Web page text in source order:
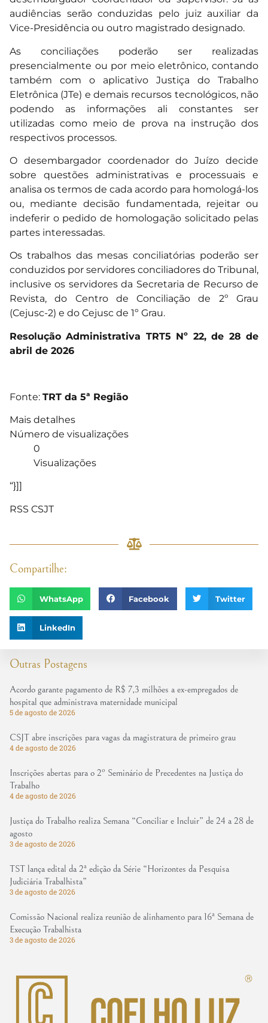
Outras Postagens
Acordo garante pagamento de R$ 7,3 milhões a ex-empregados de
hospital que administrava maternidade municipal
5 de agosto de 2026
CSJT abre inscrições para vagas da magistratura de primeiro grau
4 de agosto de 2026
Inscrições abertas para o 2º Seminário de Precedentes na Justiça do
Trabalho
4 de agosto de 2026
Justiça do Trabalho realiza Semana “Conciliar e Incluir” de 24 a 28 de
agosto
3 de agosto de 2026
TST lança edital da 2ª edição da Série “Horizontes da Pesquisa
Judiciária Trabalhista”
3 de agosto de 2026
Comissão Nacional realiza reunião de alinhamento para 16ª Semana de
Execução Trabalhista
3 de agosto de 2026
audiências serão conduzidas pelo juiz auxiliar da
Vice-Presidência ou outro magistrado designado.
As conciliações poderão ser realizadas
presencialmente ou por meio eletrônico, contando
também com o aplicativo Justiça do Trabalho
Eletrônica (JTe) e demais recursos tecnológicos, não
podendo as informações ali constantes ser
utilizadas como meio de prova na instrução dos
respectivos processos.
O desembargador coordenador do Juízo decide
sobre questões administrativas e processuais e
analisa os termos de cada acordo para homologá-los
ou, mediante decisão fundamentada, rejeitar ou
indeferir o pedido de homologação solicitado pelas
partes interessadas.
Os trabalhos das mesas conciliatórias poderão ser
conduzidos por servidores conciliadores do Tribunal,
inclusive os servidores da Secretaria de Recurso de
Revista, do Centro de Conciliação de 2º Grau
(Cejusc-2) e do Cejusc de 1º Grau.
Resolução Administrativa TRT5 Nº 22, de 28 de
abril de 2026
Fonte: TRT da 5ª Região
Mais detalhes
Número de visualizações
0
Visualizações
“}]]
RSS CSJT
Compartilhe:
WhatsApp Facebook Twitter
LinkedIn